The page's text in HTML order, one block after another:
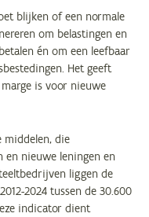
blijken of een normale
om belastingen en
én om een leefbaar
Het geeft
is voor nieuwe
middelen, die
en nieuwe leningen en
liggen de
2024 tussen de 30.600
indicator dient